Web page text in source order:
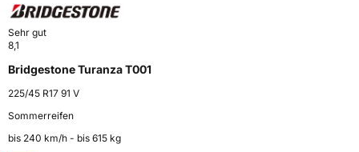
Sehr gut
8,1
Bridgestone Turanza T001
225/45 R17 91 V
Sommerreifen
bis 240 km⁠/⁠h - bis 615 kg